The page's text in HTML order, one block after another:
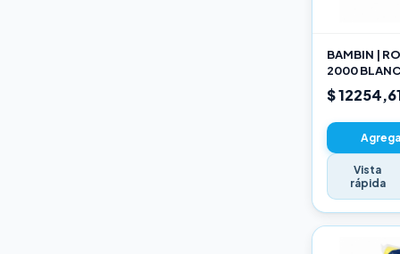
BAMBIN |
2000
$
Vista
rápida